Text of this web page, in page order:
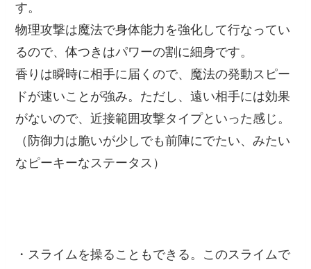
す。
物理攻撃は魔法で身体能力を強化して行なってい
るので、体つきはパワーの割に細身です。
香りは瞬時に相手に届くので、魔法の発動スピー
ドが速いことが強み。ただし、遠い相手には効果
がないので、近接範囲攻撃タイプといった感じ。
（防御力は脆いが少しでも前陣にでたい、みたい
なピーキーなステータス）
・スライムを操ることもできる。このスライムで